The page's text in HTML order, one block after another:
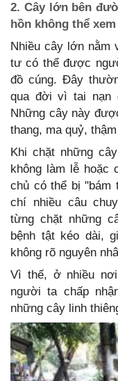
2. Cây lớn bên
hồn không thể
Nhiều cây lớn nằm
tư có thể được
đồ cúng. Đây
qua đời vì tai nạn
Những cây này
thang, ma quỷ,
Khi chặt những
không làm lễ hoặc
chủ có thể bị "bám
chí nhiều câu
từng chặt những
bệnh tật kéo dài,
không rõ nguyên
Vì thế, ở nhiều
người ta chấp
những cây linh